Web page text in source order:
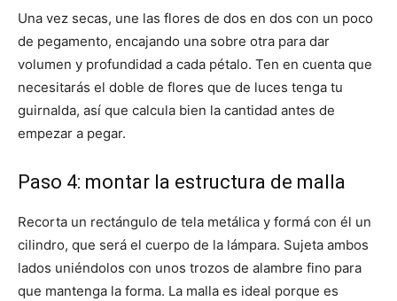
Una vez secas, une las flores de dos en dos con un poco
de pegamento, encajando una sobre otra para dar
volumen y profundidad a cada pétalo. Ten en cuenta que
necesitarás el doble de flores que de luces tenga tu
guirnalda, así que calcula bien la cantidad antes de
empezar a pegar.
Paso 4: montar la estructura de malla
Recorta un rectángulo de tela metálica y formá con él un
cilindro, que será el cuerpo de la lámpara. Sujeta ambos
lados uniéndolos con unos trozos de alambre fino para
que mantenga la forma. La malla es ideal porque es